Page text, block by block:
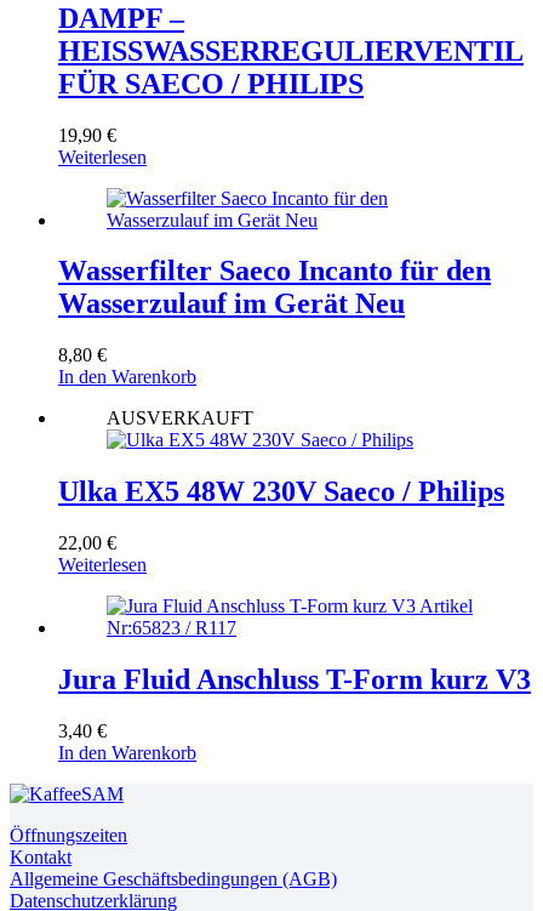
DAMPF –
HEISSWASSERREGULIERVENTIL
FÜR SAECO / PHILIPS
19,90 €
Weiterlesen
Wasserfilter Saeco Incanto für den
Wasserzulauf im Gerät Neu
8,80 €
In den Warenkorb
AUSVERKAUFT
Ulka EX5 48W 230V Saeco / Philips
22,00 €
Weiterlesen
Jura Fluid Anschluss T-Form kurz V3
3,40 €
In den Warenkorb
Öffnungszeiten
Kontakt
Allgemeine Geschäftsbedingungen (AGB)
Datenschutzerklärung